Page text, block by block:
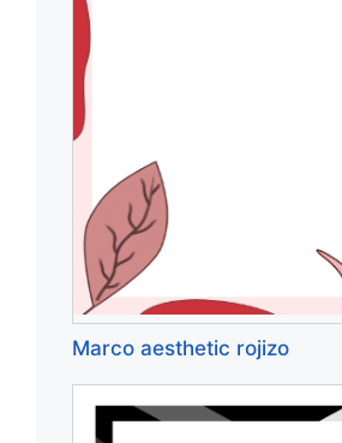
Marco aesthetic rojizo